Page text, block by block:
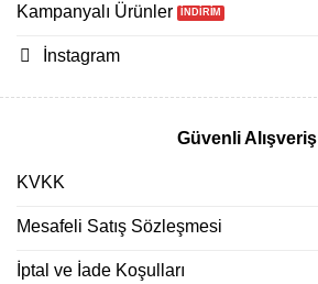
Kampanyalı Ürünler
İnstagram
Güvenli Alışveriş
KVKK
Mesafeli Satış Sözleşmesi
İptal ve İade Koşulları